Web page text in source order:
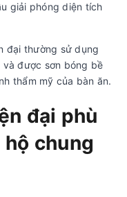
giải phóng diện tích
đại thường sử dụng
được sơn bóng bề
thẩm mỹ của bàn ăn.
đại phù
chung